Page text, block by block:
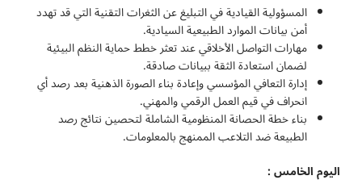
المسؤولية القيادية في التبليغ عن الثغرات التقنية التي قد تهدد
أمن بيانات الموارد الطبيعية السيادية.
مهارات التواصل الأخلاقي عند تعثر خطط حماية النظم البيئية
لضمان استعادة الثقة ببيانات صادقة.
إدارة التعافي المؤسسي وإعادة بناء الصورة الذهنية بعد رصد أي
انحراف في قيم العمل الرقمي والمهني.
بناء خطة الحصانة المنظومية الشاملة لتحصين نتائج رصد
الطبيعة ضد التلاعب الممنهج بالمعلومات.
اليوم الخامس :